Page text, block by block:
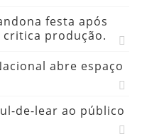
festa após
produção.
abre espaço
de-lear ao público